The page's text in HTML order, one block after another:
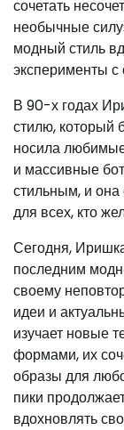
сочетать
необычные
модный стиль
эксперименты
В 90-х годах
стилю, который
носила
и массивные
стильным, и она
для всех, кто
Сегодня,
последним
своему
идеи и
изучает новые
формами, их
образы для
пики
вдохновлять